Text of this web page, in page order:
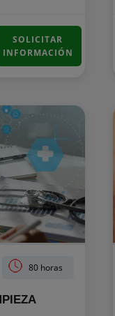
SOLICITAR
INFORMACIÓN
80 horas